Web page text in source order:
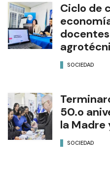
Ciclo de
SOCIEDAD
50.o
la Madre
SOCIEDAD